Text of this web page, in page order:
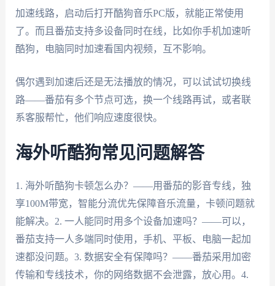
加速线路，启动后打开酷狗音乐PC版，就能正常使用
了。而且番茄支持多设备同时在线，比如你手机加速听
酷狗，电脑同时加速看国内视频，互不影响。
偶尔遇到加速后还是无法播放的情况，可以试试切换线
路——番茄有多个节点可选，换一个线路再试，或者联
系客服帮忙，他们响应速度很快。
海外听酷狗常见问题解答
1. 海外听酷狗卡顿怎么办？——用番茄的影音专线，独
享100M带宽，智能分流优先保障音乐流量，卡顿问题就
能解决。2. 一人能同时用多个设备加速吗？——可以，
番茄支持一人多端同时使用，手机、平板、电脑一起加
速都没问题。3. 数据安全有保障吗？——番茄采用加密
传输和专线技术，你的网络数据不会泄露，放心用。4.